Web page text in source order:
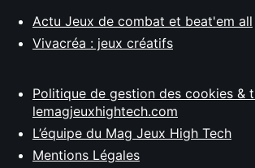
Actu Jeux de combat et beat'em all
Vivacréa : jeux créatifs
Politique de gestion des cookies &
lemagjeuxhightech.com
L’équipe du Mag Jeux High Tech
Mentions Légales